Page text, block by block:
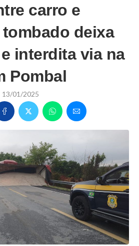
carro e
deixa
interdita via na
Pombal
13/01/2025